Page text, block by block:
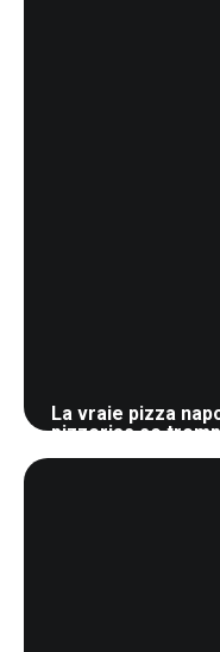
La vraie pizza
pizzerias se